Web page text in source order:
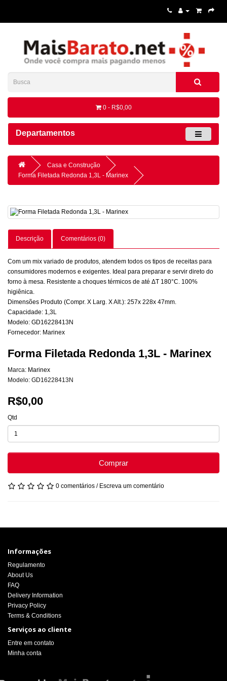
0 - R$0,00
Departamentos
Casa e Construção
Forma Filetada Redonda 1,3L - Marinex
Descrição Comentários (0)
Com um mix variado de produtos, atendem todos os tipos de receitas para
consumidores modernos e exigentes. Ideal para preparar e servir direto do
forno à mesa. Resistente a choques térmicos de até ΔT 180°C. 100%
higiênica.
Dimensões Produto (Compr. X Larg. X Alt.): 257x 228x 47mm.
Capacidade: 1,3L
Modelo: GD16228413N
Fornecedor: Marinex
Forma Filetada Redonda 1,3L - Marinex
Marca: Marinex
Modelo: GD16228413N
R$0,00
Qtd
Comprar
0 comentários / Escreva um comentário
Informações
Regulamento
About Us
FAQ
Delivery Information
Privacy Policy
Terms & Conditions
Serviços ao cliente
Entre em contato
Minha conta